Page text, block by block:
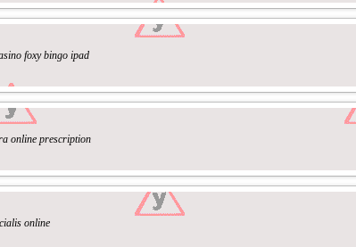
foxy bingo ipad
online prescription
online